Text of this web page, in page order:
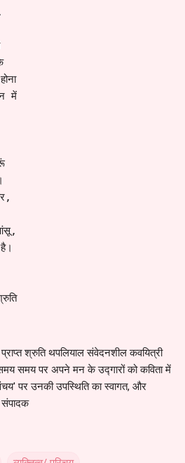
में
प्राप्त श्रुति थपलियाल संवेदनशील कवयित्री
समय पर अपने मन के उद्गारों को कविता में
पर उनकी उपस्थिति का स्वागत, और
संपादक